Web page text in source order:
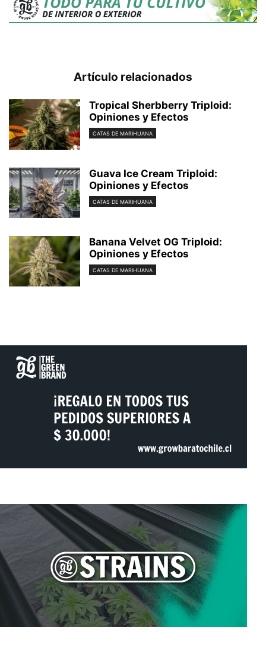
Artículo relacionados
Tropical Sherbberry Triploid:
Opiniones y Efectos
CATAS DE MARIHUANA
Guava Ice Cream Triploid:
Opiniones y Efectos
CATAS DE MARIHUANA
Banana Velvet OG Triploid:
Opiniones y Efectos
CATAS DE MARIHUANA